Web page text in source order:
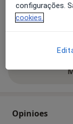
Este
nesta morada
Opinioes
configurações.
cookies.